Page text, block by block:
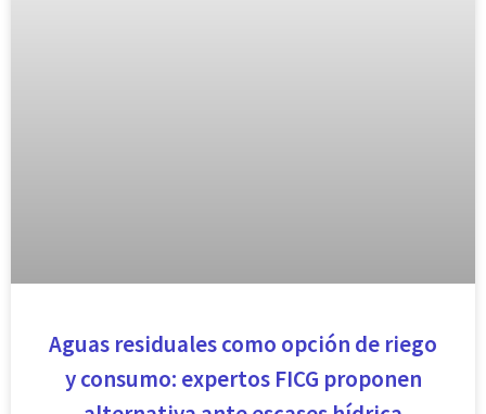
Aguas residuales como opción de riego
y consumo: expertos FICG proponen